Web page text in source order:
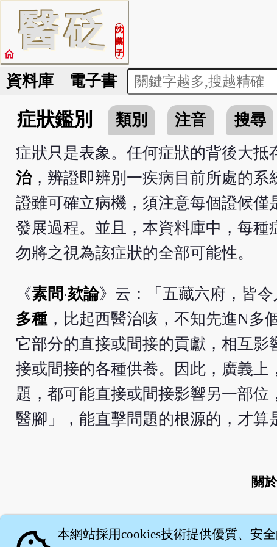
醫砭
沈
藥
子
home
資料庫 電子書
症狀鑑別 類別 注音
搜尋
症狀只是表象。任何症狀的背後大抵
治，辨證即辨別一疾病目前所處的系
證雖可確立病機，須注意每個證候
發展過程。並且，本資料庫中，每種
勿將之視為該症狀的全部可能性。
《素問‧欬論》云：「五藏六府，皆令
多種，比起西醫治咳，不知先進N多
它部分的直接或間接的貢獻，相互
接或間接的各種供養。因此，廣義
題，都可能直接或間接影響另一部
醫腳」，能直擊問題的根源的，才算
關於
本網站採用cookies技術提供優質、安